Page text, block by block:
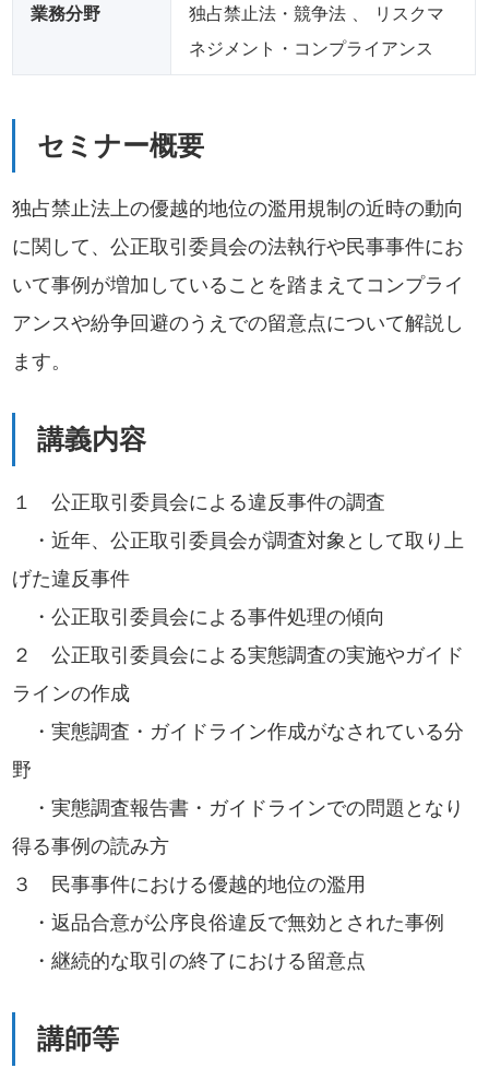
業務分野
独占禁止法・競争法 、 リスクマ
ネジメント・コンプライアンス
セミナー概要
独占禁止法上の優越的地位の濫用規制の近時の動向
に関して、公正取引委員会の法執行や民事事件にお
いて事例が増加していることを踏まえてコンプライ
アンスや紛争回避のうえでの留意点について解説し
ます。
講義内容
１ 公正取引委員会による違反事件の調査
・近年、公正取引委員会が調査対象として取り上
げた違反事件
・公正取引委員会による事件処理の傾向
２ 公正取引委員会による実態調査の実施やガイド
ラインの作成
・実態調査・ガイドライン作成がなされている分
野
・実態調査報告書・ガイドラインでの問題となり
得る事例の読み方
３ 民事事件における優越的地位の濫用
・返品合意が公序良俗違反で無効とされた事例
・継続的な取引の終了における留意点
講師等